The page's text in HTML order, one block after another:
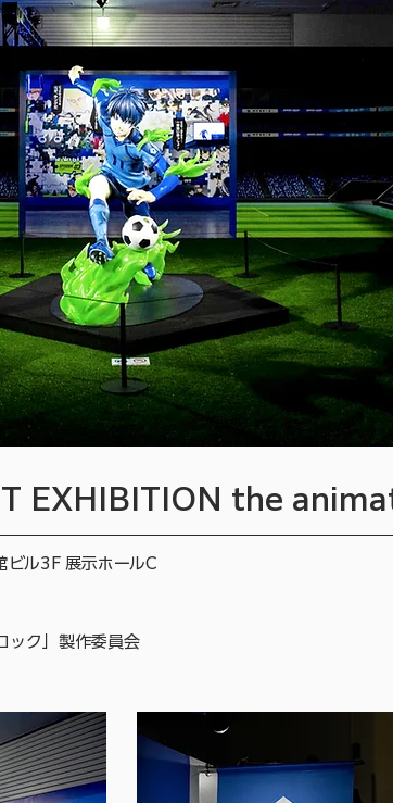
EXHIBITION the
ル3F 展示ホールC
ック」製作委員会